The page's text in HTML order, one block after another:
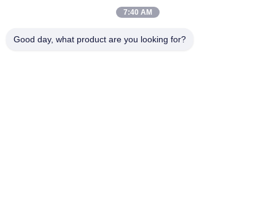
Suku Cadang Truk Aftermarket Mitsubishi 8DC9 Mitsubishi
7:40 AM
Good day, what product are you looking for?